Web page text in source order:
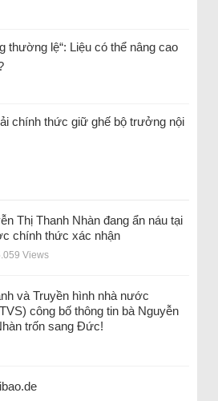
thường lệ“: Liệu có thể nâng cao
chính thức giữ ghế bộ trưởng nội
Thị Thanh Nhàn đang ẩn náu tại
chính thức xác nhận
Views
và Truyền hình nhà nước
công bố thông tin bà Nguyễn
trốn sang Đức!